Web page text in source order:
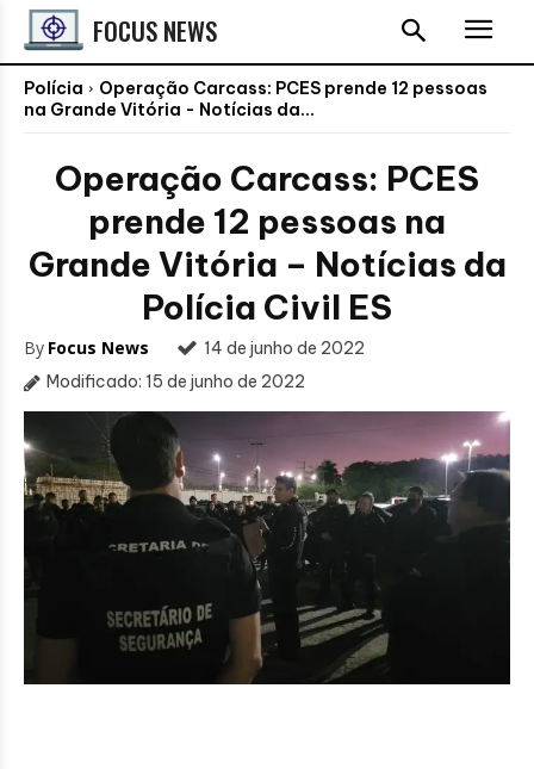
FOCUS NEWS
Polícia
Operação Carcass: PCES prende 12 pessoas
na Grande Vitória - Notícias da...
Operação Carcass: PCES
prende 12 pessoas na
Grande Vitória – Notícias da
Polícia Civil ES
By Focus News
14 de junho de 2022
Modificado: 15 de junho de 2022